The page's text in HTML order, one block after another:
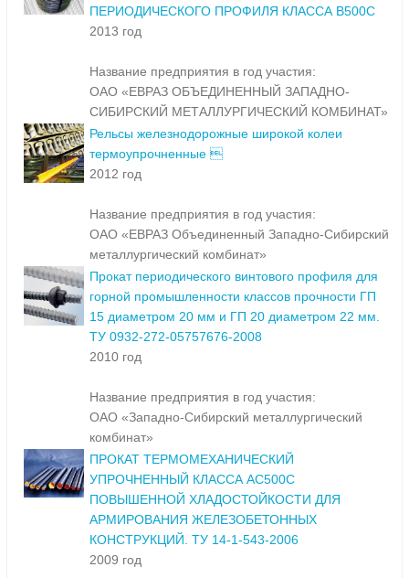
ПЕРИОДИЧЕСКОГО ПРОФИЛЯ КЛАССА В500С
2013 год
Название предприятия в год участия:
ОАО «ЕВРАЗ ОБЪЕДИНЕННЫЙ ЗАПАДНО-
СИБИРСКИЙ МЕТАЛЛУРГИЧЕСКИЙ КОМБИНАТ»
Рельсы железнодорожные широкой колеи
термоупрочненные 
2012 год
Название предприятия в год участия:
ОАО «ЕВРАЗ Объединенный Западно-Сибирский
металлургический комбинат»
Прокат периодического винтового профиля для
горной промышленности классов прочности ГП
15 диаметром 20 мм и ГП 20 диаметром 22 мм.
ТУ 0932-272-05757676-2008
2010 год
Название предприятия в год участия:
ОАО «Западно-Сибирский металлургический
комбинат»
ПРОКАТ ТЕРМОМЕХАНИЧЕСКИЙ
УПРОЧНЕННЫЙ КЛАССА АС500С
ПОВЫШЕННОЙ ХЛАДОСТОЙКОСТИ ДЛЯ
АРМИРОВАНИЯ ЖЕЛЕЗОБЕТОННЫХ
КОНСТРУКЦИЙ. ТУ 14-1-543-2006
2009 год